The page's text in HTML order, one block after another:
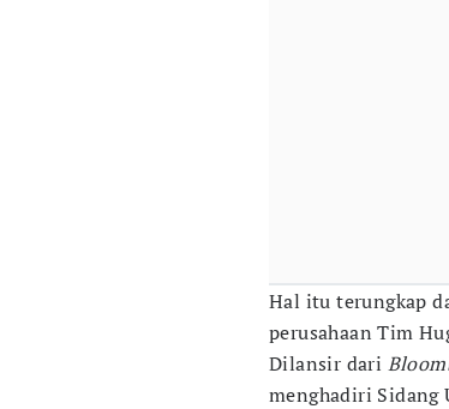
Hal itu terungkap
perusahaan Tim
Dilansir dari
menghadiri Sidang